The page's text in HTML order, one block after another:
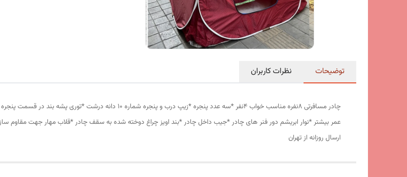
توضیحات نظرات کاربران
چادر مسافرتی 8نفره مناسب خواب 4نفر *سه عدد پنجره *زیپ درب و
عمر بیشتر *نوار ابریشم دور فنر های چادر *جیب داخل چادر *بند اویز چراغ دوخته شده به سقف چادر *قلاب مهار جهت مقاوم
ارسال روزانه از تهران